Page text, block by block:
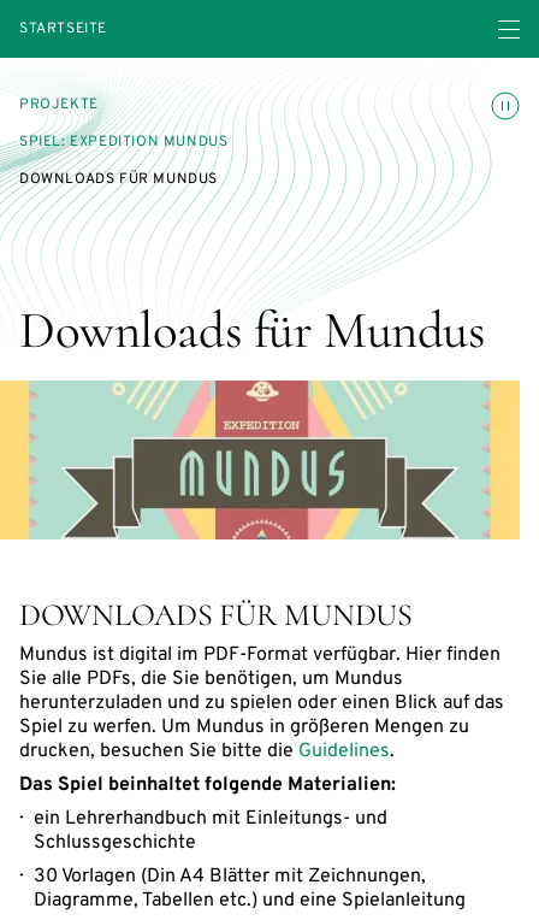
STARTSEITE Menü
PROJEKTE
SPIEL: EXPEDITION MUNDUS
DOWNLOADS FÜR MUNDUS
Downloads für Mundus
DOWNLOADS FÜR MUNDUS
Mundus ist digital im PDF-Format verfügbar. Hier finden
Sie alle PDFs, die Sie benötigen, um Mundus
herunterzuladen und zu spielen oder einen Blick auf das
Spiel zu werfen. Um Mundus in größeren Mengen zu
drucken, besuchen Sie bitte die Guidelines.
Das Spiel beinhaltet folgende Materialien:
ein Lehrerhandbuch mit Einleitungs- und
Schlussgeschichte
30 Vorlagen (Din A4 Blätter mit Zeichnungen,
Diagramme, Tabellen etc.) und eine Spielanleitung